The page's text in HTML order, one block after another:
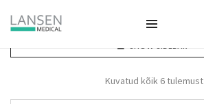
SHOW SIDEBAR
Kuvatud kõik 6 tulemust